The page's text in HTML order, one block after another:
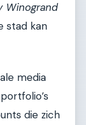
Winogrand
stad kan
media
die zich